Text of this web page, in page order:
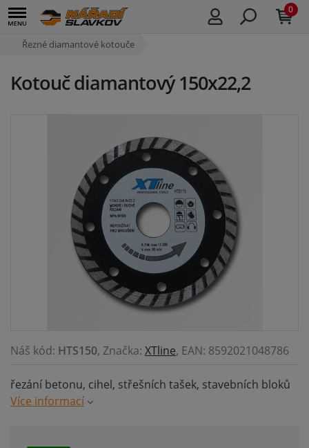
0
Řezné diamantové kotouče
Kotouč diamantový 150x22,2
Náš kód: HTS150, Značka: XTline, EAN: 8592021048786
řezání betonu, cihel, střešních tašek, stavebních bloků
Více informací